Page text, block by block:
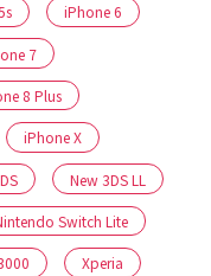
iPhone 6
7
8 Plus
iPhone X
New 3DS LL
Switch Lite
Xperia